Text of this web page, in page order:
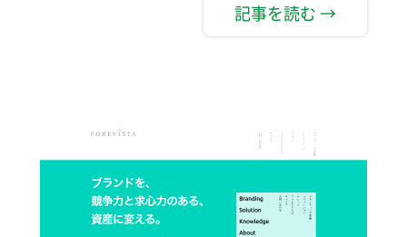
記事を読む →